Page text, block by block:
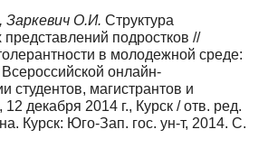
Заркевич О.И. Структура
подростков //
в молодежной среде:
онлайн-
студентов, магистрантов и
декабря 2014 г., Курск / отв. ред.
Курск: Юго-Зап. гос. ун-т, 2014. С.